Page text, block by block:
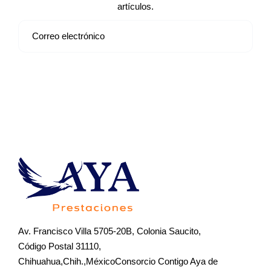
artículos.
Av. Francisco Villa 5705-20B, Colonia Saucito,
Código Postal 31110,
Chihuahua,Chih.,MéxicoConsorcio Contigo Aya de